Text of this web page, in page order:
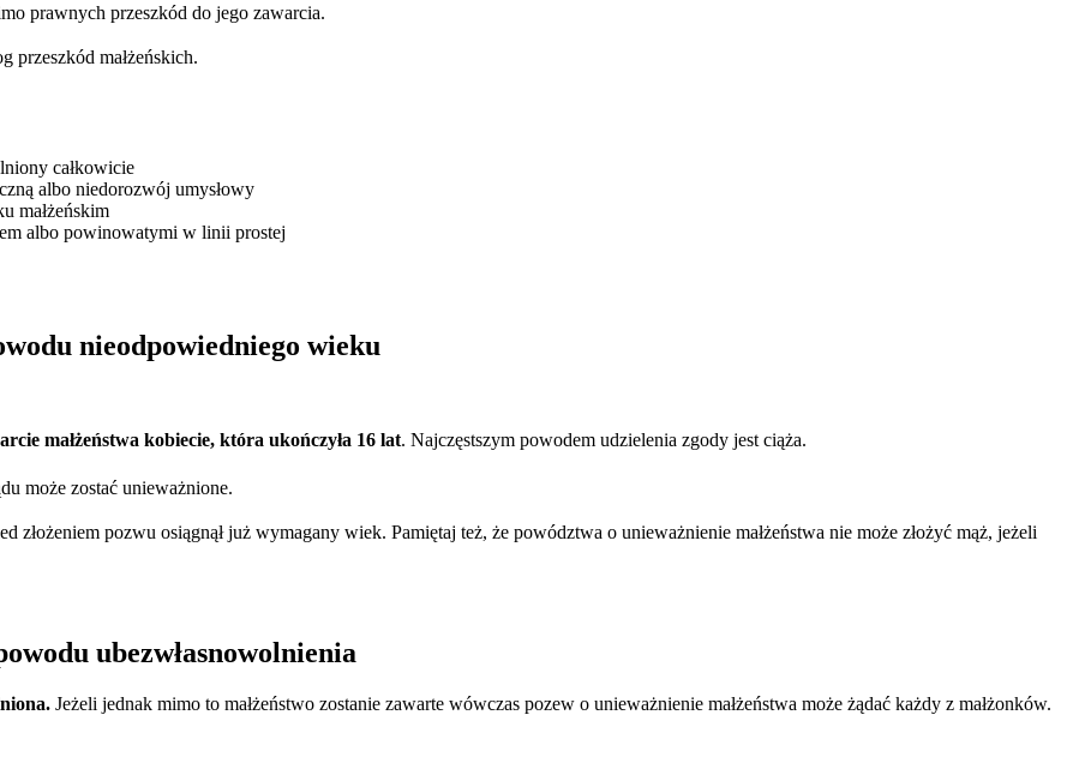
prawnych przeszkód do jego zawarcia.
przeszkód małżeńskich.
całkowicie
albo niedorozwój umysłowy
małżeńskim
albo powinowatymi w linii prostej
nieodpowiedniego wieku
małżeństwa kobiecie, która ukończyła 16 lat. Najczęstszym powodem udzielenia zgody jest ciąża.
może zostać unieważnione.
złożeniem pozwu osiągnął już wymagany wiek. Pamiętaj też, że powództwa o unieważnienie małżeństwa nie może złożyć mąż, jeżeli
ubezwłasnowolnienia
Jeżeli jednak mimo to małżeństwo zostanie zawarte wówczas pozew o unieważnienie małżeństwa może żądać każdy z małżonków.